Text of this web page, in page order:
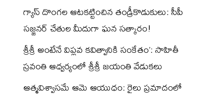
గ్యాస్ దొంగల ఆటకట్టించిన తండ్రీకొడుకులు: సీపీ
సజ్జనర్ చేతుల మీదుగా ఘన సత్కారం!
శ్రీశ్రీ అంటేనే విప్లవ కవిత్వానికి సంకేతం’: సాహితీ
స్రవంతి ఆధ్వర్యంలో శ్రీశ్రీ జయంతి వేడుకలు
ఆత్మవిశ్వాసమే ఆమె ఆయుధం: రైలు ప్రమాదంలో